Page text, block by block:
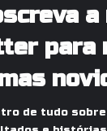
a
para
de tudo